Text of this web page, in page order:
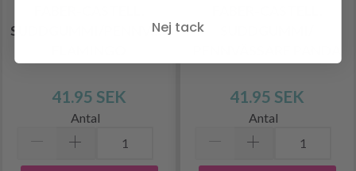
SUDDGUMMI/PENNVÄSSARE,
41.95 SEK
Antal
41.95 SEK
Antal
Nej tack